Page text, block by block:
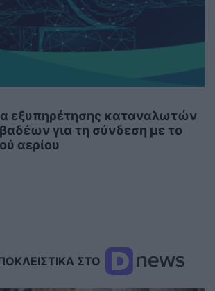
εξυπηρέτησης καταναλωτών
για τη σύνδεση με το
αερίου
ΣΤΟ